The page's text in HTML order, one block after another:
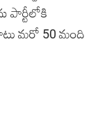
పార్టీలోకి
మరో 50 మంది